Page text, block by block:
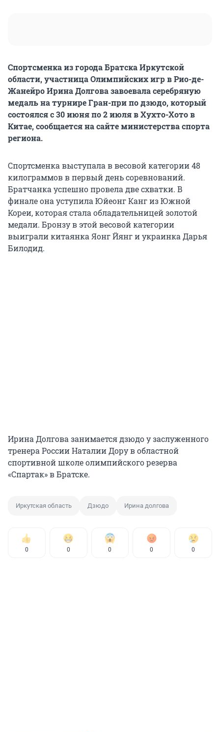
Спортсменка из города Братска Иркутской
области, участница Олимпийских игр в Рио-де-
Жанейро Ирина Долгова завоевала серебряную
медаль на турнире Гран-при по дзюдо, который
состоялся с 30 июня по 2 июля в Хухто-Хото в
Китае, сообщается на сайте министерства спорта
региона.
Спортсменка выступала в весовой категории 48
килограммов в первый день соревнований.
Братчанка успешно провела две схватки. В
финале она уступила Юйеонг Канг из Южной
Кореи, которая стала обладательницей золотой
медали. Бронзу в этой весовой категории
выиграли китаянка Яонг Йянг и украинка Дарья
Билодид.
Ирина Долгова занимается дзюдо у заслуженного
тренера России Наталии Дору в областной
спортивной школе олимпийского резерва
«Спартак» в Братске.
Иркутская область Дзюдо Ирина долгова
0 0 0 0 0